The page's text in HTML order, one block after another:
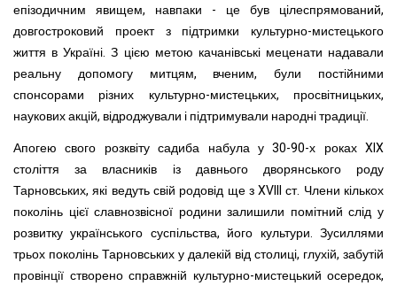
епізодичним явищем, навпаки - це був цілеспрямований,
довгостроковий проект з підтримки культурно-мистецького
життя в Україні. З цією метою качанівські меценати надавали
реальну допомогу митцям, вченим, були постійними
спонсорами різних культурно-мистецьких, просвітницьких,
наукових акцій, відроджували і підтримували народні традиції.
Апогею свого розквіту садиба набула у 30-90-х роках XIX
століття за власників із давнього дворянського роду
Тарновських, які ведуть свій родовід ще з XVIII ст. Члени кількох
поколінь цієї славнозвісної родини залишили помітний слід у
розвитку українського суспільства, його культури. Зусилля­ми
трьох поколінь Тарновських у далекій від столиці, глухій, забутій
провінції створено справжній культурно-мистецький осередок,